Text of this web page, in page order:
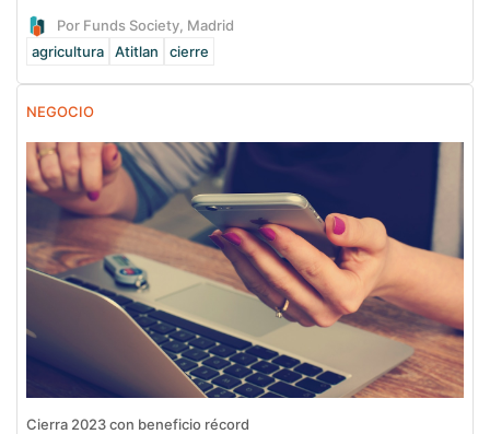
Por Funds Society, Madrid
agricultura
Atitlan cierre
NEGOCIO
Cierra 2023 con beneficio récord